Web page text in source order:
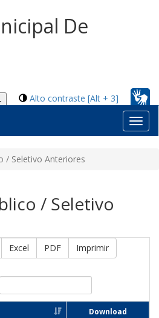
De
Alto contraste [Alt + 3]
/ Seletivo Anteriores
/ Seletivo
Excel PDF Imprimir
Download